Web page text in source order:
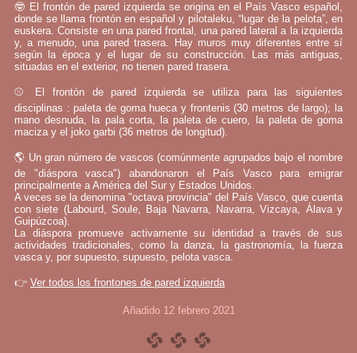
🤓 El frontón de pared izquierda se origina en el País Vasco español,
donde se llama frontón en español y pilotaleku, “lugar de la pelota”, en
euskera. Consiste en una pared frontal, una pared lateral a la izquierda
y, a menudo, una pared trasera. Hay muros muy diferentes entre sí
según la época y el lugar de su construcción. Las más antiguas,
situadas en el exterior, no tienen pared trasera.
⚾ El frontón de pared izquierda se utiliza para las siguientes
disciplinas : paleta de goma hueca y frontenis (30 metros de largo); la
mano desnuda, la pala corta, la paleta de cuero, la paleta de goma
maciza y el joko garbi (36 metros de longitud).
🌎 Un gran número de vascos (comúnmente agrupados bajo el nombre
de "diáspora vasca") abandonaron el País Vasco para emigrar
principalmente a América del Sur y Estados Unidos.
A veces se la denomina "octava provincia" del País Vasco, que cuenta
con siete (Labourd, Soule, Baja Navarra, Navarra, Vizcaya, Álava y
Guipúzcoa).
La diáspora promueve activamente su identidad a través de sus
actividades tradicionales, como la danza, la gastronomía, la fuerza
vasca y, por supuesto, supuesto, pelota vasca.
👉 Ver todos los frontones de pared izquierda
Añadido 12 febrero 2021